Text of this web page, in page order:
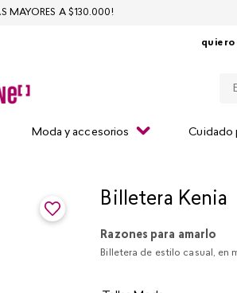
quiero
Moda y accesorios Cuidado
MAYORES A $130.000!
Billetera Kenia​
Razones para amarlo
Billetera de estilo casual, en